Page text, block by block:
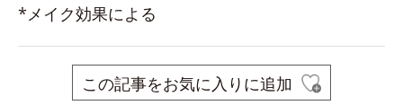
*メイク効果による
この記事をお気に入りに追加